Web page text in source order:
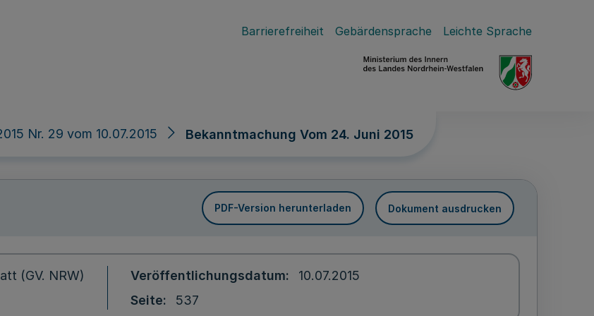
Barrierefreiheit Gebärdensprache Leichte Sprache
Nr. 29 vom 10.07.2015 Bekanntmachung Vom 24. Juni 2015
PDF-Version herunterladen Dokument ausdrucken
(GV. NRW)
Veröffentlichungsdatum
10.07.2015
Seite
537